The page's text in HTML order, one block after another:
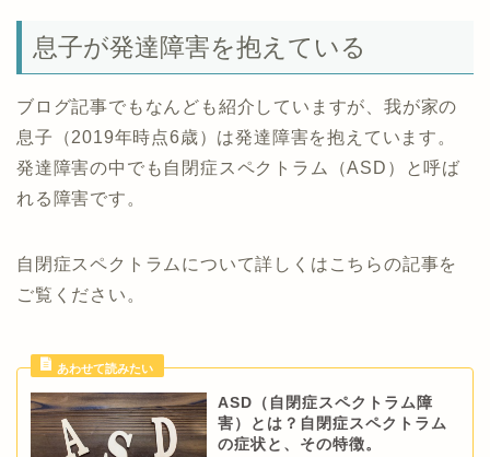
息子が発達障害を抱えている
ブログ記事でもなんども紹介していますが、我が家の
息子（2019年時点6歳）は発達障害を抱えています。
発達障害の中でも自閉症スペクトラム（ASD）と呼ば
れる障害です。
自閉症スペクトラムについて詳しくはこちらの記事を
ご覧ください。
ASD（自閉症スペクトラム障
害）とは？自閉症スペクトラム
の症状と、その特徴。